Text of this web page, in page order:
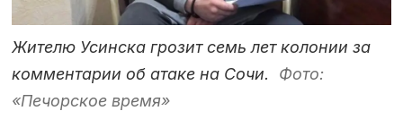
Жителю Усинска грозит семь лет колонии за
комментарии об атаке на Сочи.
Фото:
«Печорское время»